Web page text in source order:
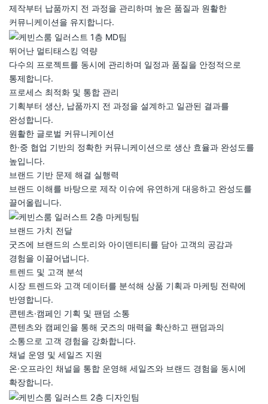
제작부터 납품까지 전 과정을 관리하며 높은 품질과 원활한
커뮤니케이션을 유지합니다.
뛰어난 멀티태스킹 역량
다수의 프로젝트를 동시에 관리하며 일정과 품질을 안정적으로
통제합니다.
프로세스 최적화 및 통합 관리
기획부터 생산, 납품까지 전 과정을 설계하고 일관된 결과를
완성합니다.
원활한 글로벌 커뮤니케이션
한·중 협업 기반의 정확한 커뮤니케이션으로 생산 효율과 완성도를
높입니다.
브랜드 기반 문제 해결 실행력
브랜드 이해를 바탕으로 제작 이슈에 유연하게 대응하고 완성도를
끌어올립니다.
브랜드 가치 전달
굿즈에 브랜드의 스토리와 아이덴티티를 담아 고객의 공감과
경험을 이끌어냅니다.
트렌드 및 고객 분석
시장 트렌드와 고객 데이터를 분석해 상품 기획과 마케팅 전략에
반영합니다.
콘텐츠·캠페인 기획 및 팬덤 소통
콘텐츠와 캠페인을 통해 굿즈의 매력을 확산하고 팬덤과의
소통으로 고객 경험을 강화합니다.
채널 운영 및 세일즈 지원
온·오프라인 채널을 통합 운영해 세일즈와 브랜드 경험을 동시에
확장합니다.